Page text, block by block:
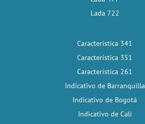
Lada 722
Característica 341
Característica 351
Característica 261
Indicativo de Barranquilla
Indicativo de Bogotá
Indicativo de Cali